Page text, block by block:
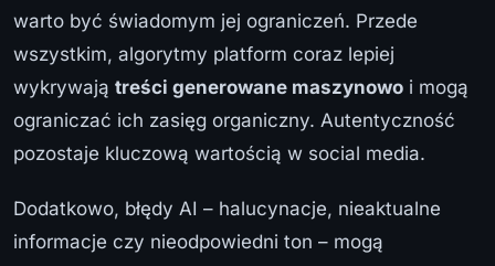
warto być świadomym jej ograniczeń. Przede
wszystkim, algorytmy platform coraz lepiej
wykrywają treści generowane maszynowo i mogą
ograniczać ich zasięg organiczny. Autentyczność
pozostaje kluczową wartością w social media.
Dodatkowo, błędy AI – halucynacje, nieaktualne
informacje czy nieodpowiedni ton – mogą